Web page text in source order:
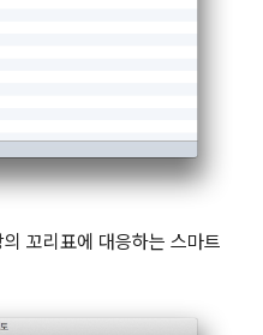
꼬리표에 대응하는 스마트